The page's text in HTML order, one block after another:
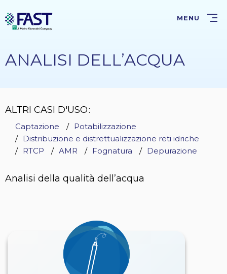
al
contenuto
MENU
ANALISI DELL’ACQUA
ALTRI CASI D'USO
Captazione
Potabilizzazione
Distribuzione e distrettualizzazione reti idriche
RTCP
AMR Fognatura Depurazione
Analisi della qualità dell’acqua